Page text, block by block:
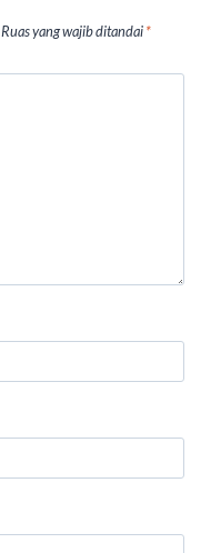
Ruas yang wajib ditandai*